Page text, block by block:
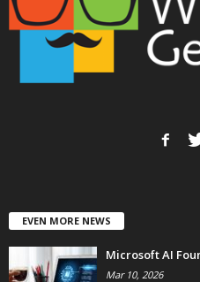
EVEN MORE NEWS
Microsoft AI
Mar 10, 2026